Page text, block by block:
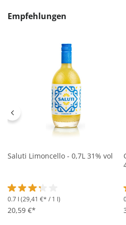
Produktgalerie überspringen
Empfehlungen
Saluti Limoncello - 0,7L 31% vol
Durchschnittliche Bewertung von
0.7 l (29,41 €* / 1 l)
20,59 €*